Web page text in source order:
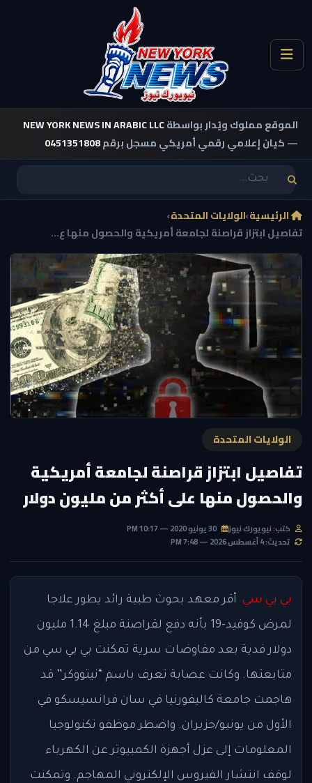
الموقع مملوك ويُدار بواسطةNEW YORK NEWS IN ARABIC LLC
— كيان إعلامي رقمي أمريكي مسجل برقم0451351808
الرئيسية›الولايات المتحدة›
تفاصيل ابتزاز قراصنة لجامعة أمريكية والحصول منها ع...
الولايات المتحدة
تفاصيل ابتزاز قراصنة لجامعة أمريكية
والحصول منها على أكثر من مليون دولار
كتب: نيويورك نيوز
تحديث: 4 أغسطس 2026 — 7:48 PM
بي بي سي أقر معهد بحوث طبية رائد يطور علاجا
لمرض كوفيد-19 بأنه دفع لقراصنة مبلغ 1.14 مليون
دولار فدية بعد مفاوضات سرية تمكنت بي بي سي من
متابعتها. وكانت عصابة تعرف باسم “نيتووكر” قد
هاجمت جامعة كاليفورنيا في سان فرانسيسكو في
الأول من يونيو/حزيران. واضطر موظفو تكنولوجيا
المعلومات إلى عزل أجهزة الكمبيوتر عن الكهرباء
لوقف انتشار الفيروس الإلكتروني المهاجم. وتمكنت